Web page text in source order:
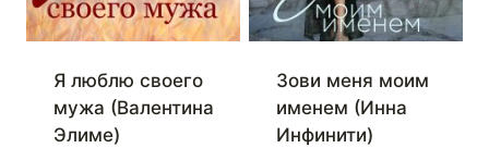
Я люблю своего
мужа (Валентина
Элиме)
Зови меня моим
именем (Инна
Инфинити)